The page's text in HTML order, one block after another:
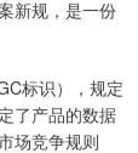
新规，是一份
标识），规定
了产品的数据
场竞争规则